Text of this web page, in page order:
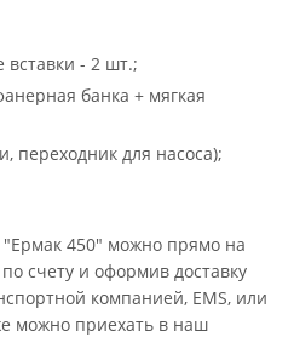
- 2 шт.;
банка + мягкая
переходник для насоса);
450" можно прямо на
счету и оформив доставку
компанией, EMS, или
можно приехать в наш